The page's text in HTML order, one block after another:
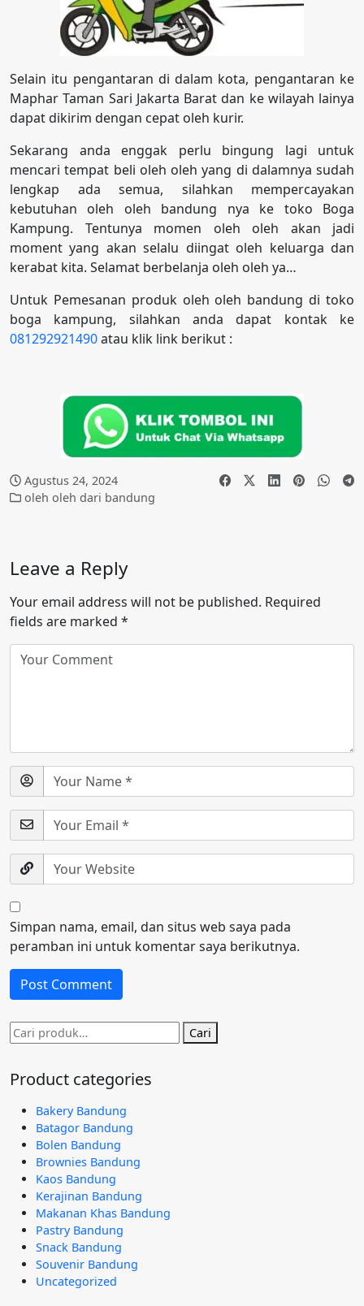
Selain itu pengantaran di dalam kota, pengantaran ke
Maphar Taman Sari Jakarta Barat dan ke wilayah lainya
dapat dikirim dengan cepat oleh kurir.
Sekarang anda enggak perlu bingung lagi untuk
mencari tempat beli oleh oleh yang di dalamnya sudah
lengkap ada semua, silahkan mempercayakan
kebutuhan oleh oleh bandung nya ke toko Boga
Kampung. Tentunya momen oleh oleh akan jadi
moment yang akan selalu diingat oleh keluarga dan
kerabat kita. Selamat berbelanja oleh oleh ya…
Untuk Pemesanan produk oleh oleh bandung di toko
boga kampung, silahkan anda dapat kontak ke
081292921490atau klik link berikut :
Agustus 24, 2024
oleh oleh dari bandung
Leave a Reply
Your email address will not be published. Required
fields are marked *
Simpan nama, email, dan situs web saya pada
peramban ini untuk komentar saya berikutnya.
Pencarian
untuk:
Cari
Product categories
Bakery Bandung
Batagor Bandung
Bolen Bandung
Brownies Bandung
Kaos Bandung
Kerajinan Bandung
Makanan Khas Bandung
Pastry Bandung
Snack Bandung
Souvenir Bandung
Uncategorized